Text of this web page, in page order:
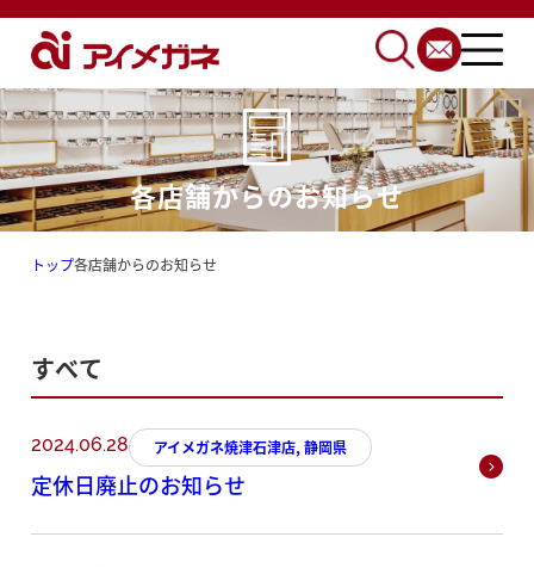
各店舗からのお知らせ
トップ各店舗からのお知らせ
すべて
2024.06.28 アイメガネ焼津石津店, 静岡県
定休日廃止のお知らせ